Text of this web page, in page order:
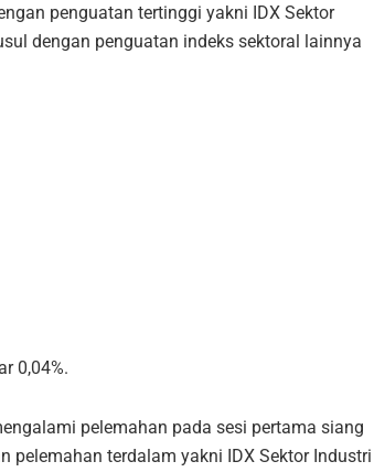
penguatan tertinggi yakni IDX Sektor
dengan penguatan indeks sektoral lainnya
0,04%.
pelemahan pada sesi pertama siang
pelemahan terdalam yakni IDX Sektor Industri